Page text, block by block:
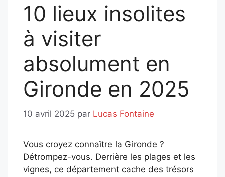
10 lieux insolites
à visiter
absolument en
Gironde en 2025
10 avril 2025 par Lucas Fontaine
Vous croyez connaître la Gironde ?
Détrompez-vous. Derrière les plages et les
vignes, ce département cache des trésors